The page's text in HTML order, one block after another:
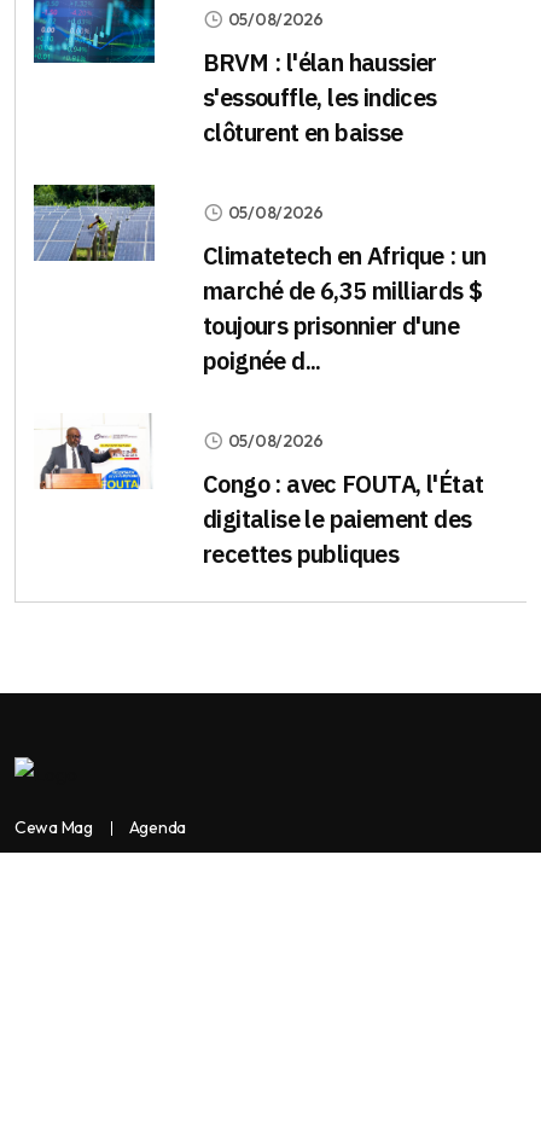
05/08/2026
BRVM : l'élan haussier
s'essouffle, les indices
clôturent en baisse
05/08/2026
Climatetech en Afrique : un
marché de 6,35 milliards $
toujours prisonnier d'une
poignée d...
05/08/2026
Congo : avec FOUTA, l'État
digitalise le paiement des
recettes publiques
Cewa Mag Agenda